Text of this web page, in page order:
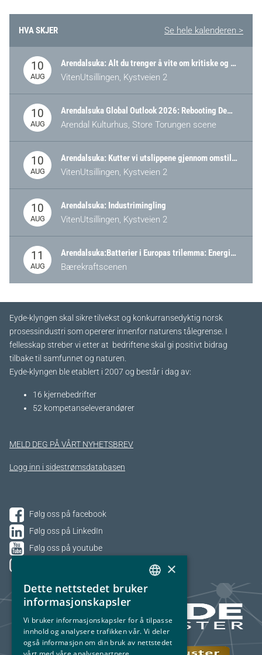
HVA SKJER Se hele kalenderen >
10
AUG
Arendalsuka: Alt du trenger å vite om kritiske og strategiske verdikjeder i Norge
VitenUtsillingen, Kystveien 2
10
AUG
Arendalsuka Global Outlook 2026: Rebooting Democracy for a New World Order
Arendal Kulturhus, Store Torungen scene
10
AUG
Arendalsuka: Kutter vi utslippene gjennom omstilling – eller tap av industri?
VitenUtsillingen, Kystveien 2
10
AUG
Arendalsuka: Industrimingling
VitenUtsillingen, Kystveien 2
11
AUG
Arendalsuka:Batterier i Europas trilemma: Energisikkerhet, konkurransekraft og bærekraft (Battery Norway-arrangement)
Bærekraftscenen
Eyde-klyngen skal sikre tilvekst og konkurransedyktig norsk
prosessindustri som opererer innenfor naturens tålegrense. I
fellesskap streber vi etter at bedriftene skal gi positivt bidrag
tilbake til samfunnet og naturen.
Eyde-klyngen ble etablert i 2007 og består i dag av:
16 kjernebedrifter​
52 kompetanseleverandører
MELD DEG PÅ VÅRT NYHETSBREV
Logg inn i sidestrømsdatabasen
Følg oss på facebook
Følg oss på LinkedIn
Følg oss på youtube
NORWEGIAN
×
Dette nettstedet bruker
informasjonskapsler
Vi bruker informasjonskapsler for å tilpasse
innhold og analysere trafikken vår. Vi deler
også informasjon om din bruk av nettstedet